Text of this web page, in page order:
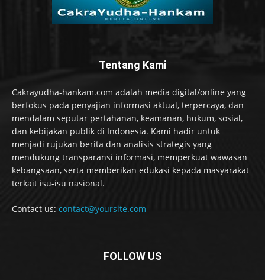
Tentang Kami
Cakrayudha-hankam.com adalah media digital/online yang
berfokus pada penyajian informasi aktual, terpercaya, dan
mendalam seputar pertahanan, keamanan, hukum, sosial,
dan kebijakan publik di Indonesia. Kami hadir untuk
menjadi rujukan berita dan analisis strategis yang
mendukung transparansi informasi, memperkuat wawasan
kebangsaan, serta memberikan edukasi kepada masyarakat
terkait isu-isu nasional.
Contact us: contact@yoursite.com
FOLLOW US